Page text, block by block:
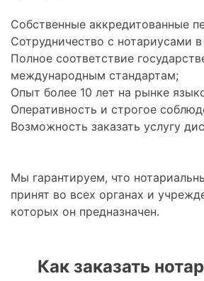
Собственные аккредитованные
Сотрудничество с нотариусами
Полное соответствие
международным стандартам;
Опыт более 10 лет на рынке
Оперативность и строгое
Возможность заказать услугу
Мы гарантируем, что
принят во всех органах и
которых он предназначен.
Как заказать